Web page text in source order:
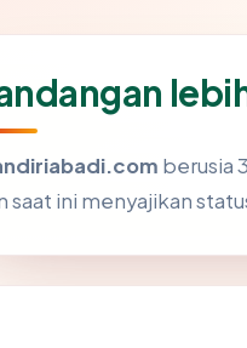
berusia
saat ini menyajikan